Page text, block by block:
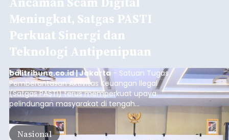
Meningkat, Satgas PASTI
Perkuat Sinergi dan
Teknologi Antipenipuan
balitribune.co.id | Jakarta - Satuan Tugas
Pemberantasan Aktivitas Keuangan Ilegal
(Satgas PASTI) terus memperkuat upaya
pelindungan masyarakat di tengah
meningkatnya ancaman penipuan digital yang
semakin kompleks.
Nasional